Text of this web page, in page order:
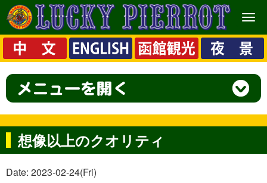
メ
ニ
ュ
ー
想像以上のクオリティ
Date: 2023-02-24(Fri)